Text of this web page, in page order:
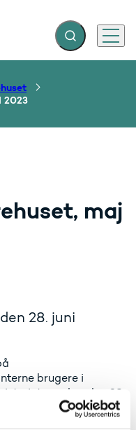
Fold søgefelt ud
Menu
2023
maj
28. juni
brugere i
onsdag den 28.
er en
datavarehuset